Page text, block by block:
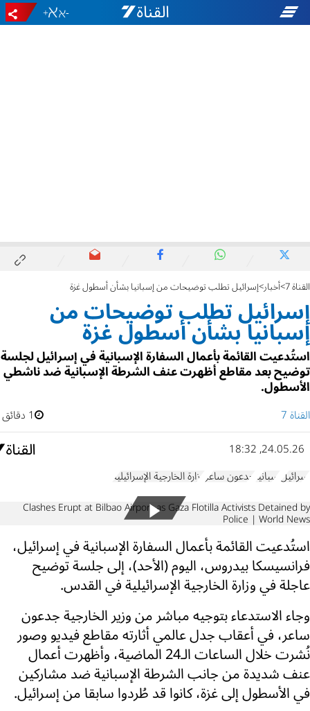
-
+
القناة 7 أخبار إسرائيل تطلب توضيحات من إسبانيا بشأن أسطول غزة
إسرائيل تطلب توضيحات من
إسبانيا بشأن أسطول غزة
استُدعيت القائمة بأعمال السفارة الإسبانية في إسرائيل لجلسة
توضيح بعد مقاطع أظهرت عنف الشرطة الإسبانية ضد ناشطي
الأسطول.
القناة 7
1 دقائق
24.05.26, 18:32
إسرائيل إسبانيا جدعون ساعر وزارة الخارجية الإسرائيلية
Clashes Erupt at Bilbao Airport as Gaza Flotilla Activists Detained by
Police | World News
استُدعيت القائمة بأعمال السفارة الإسبانية في إسرائيل،
فرانسيسكا بيدروس، اليوم (الأحد)، إلى جلسة توضيح
عاجلة في وزارة الخارجية الإسرائيلية في القدس.
وجاء الاستدعاء بتوجيه مباشر من وزير الخارجية جدعون
ساعر، في أعقاب جدل عالمي أثارته مقاطع فيديو وصور
نُشرت خلال الساعات الـ24 الماضية، وأظهرت أعمال
عنف شديدة من جانب الشرطة الإسبانية ضد مشاركين
في الأسطول إلى غزة، كانوا قد طُردوا سابقا من إسرائيل.